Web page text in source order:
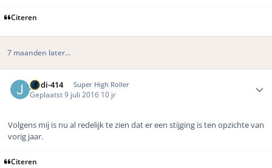
Citeren
7 maanden later...
jordi-414 Super High Roller
Geplaatst9 juli 2016 10 jr
Volgens mij is nu al redelijk te zien dat er een stijging is ten opzichte van
vorig jaar.
Citeren